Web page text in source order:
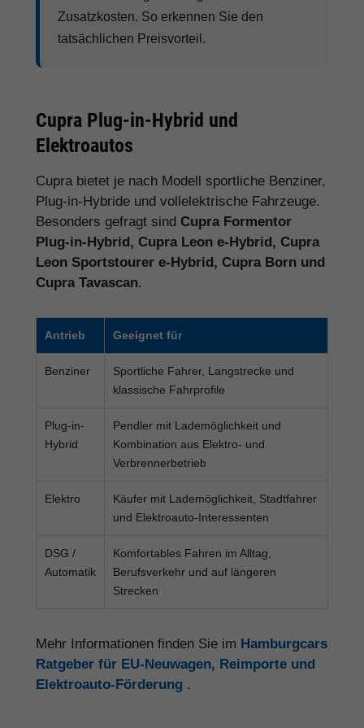
Zusatzkosten. So erkennen Sie den
tatsächlichen Preisvorteil.
Cupra Plug-in-Hybrid und
Elektroautos
Cupra bietet je nach Modell sportliche Benziner,
Plug-in-Hybride und vollelektrische Fahrzeuge.
Besonders gefragt sind Cupra Formentor
Plug-in-Hybrid, Cupra Leon e-Hybrid, Cupra
Leon Sportstourer e-Hybrid, Cupra Born und
Cupra Tavascan.
Antrieb Geeignet für
Benziner
Sportliche Fahrer, Langstrecke und
klassische Fahrprofile
Plug-in-
Hybrid
Pendler mit Lademöglichkeit und
Kombination aus Elektro- und
Verbrennerbetrieb
Elektro
Käufer mit Lademöglichkeit, Stadtfahrer
und Elektroauto-Interessenten
DSG /
Automatik
Komfortables Fahren im Alltag,
Berufsverkehr und auf längeren
Strecken
Mehr Informationen finden Sie im Hamburgcars
Ratgeber für EU-Neuwagen, Reimporte und
Elektroauto-Förderung .